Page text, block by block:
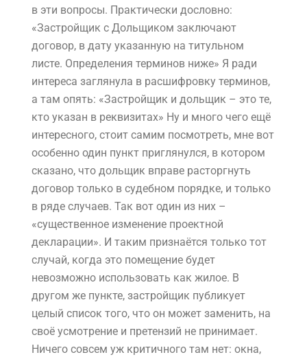
в эти вопросы. Практически дословно:
«Застройщик с Дольщиком заключают
договор, в дату указанную на титульном
листе. Определения терминов ниже» Я ради
интереса заглянула в расшифровку терминов,
а там опять: «Застройщик и дольщик – это те,
кто указан в реквизитах» Ну и много чего ещё
интересного, стоит самим посмотреть, мне вот
особенно один пункт приглянулся, в котором
сказано, что дольщик вправе расторгнуть
договор только в судебном порядке, и только
в ряде случаев. Так вот один из них –
«существенное изменение проектной
декларации». И таким признаётся только тот
случай, когда это помещение будет
невозможно использовать как жилое. В
другом же пункте, застройщик публикует
целый список того, что он может заменить, на
своё усмотрение и претензий не принимает.
Ничего совсем уж критичного там нет: окна,